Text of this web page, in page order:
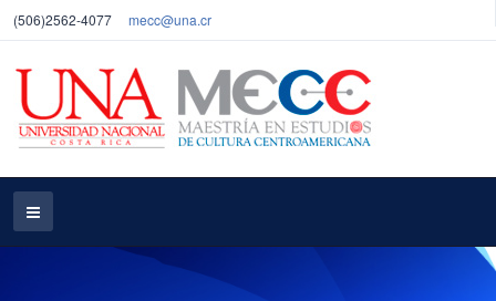
(506)2562-4077 mecc@una.cr